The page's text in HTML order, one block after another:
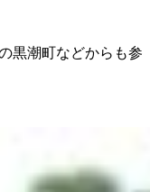
黒潮町などからも参